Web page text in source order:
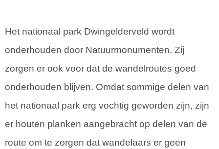
Het nationaal park Dwingelderveld wordt
onderhouden door Natuurmonumenten. Zij
zorgen er ook voor dat de wandelroutes goed
onderhouden blijven. Omdat sommige delen van
het nationaal park erg vochtig geworden zijn, zijn
er houten planken aangebracht op delen van de
route om te zorgen dat wandelaars er geen